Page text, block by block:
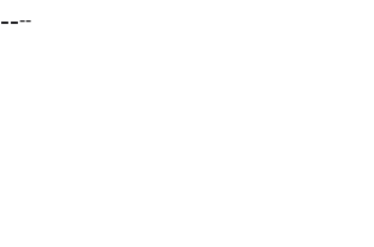
----